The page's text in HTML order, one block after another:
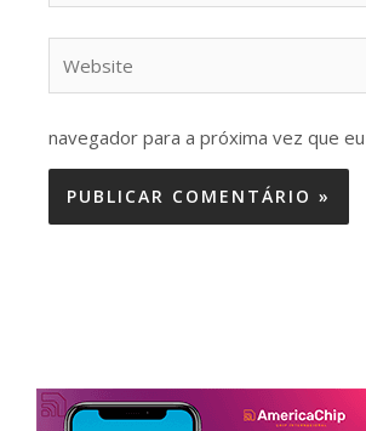
navegador para a próxima vez que